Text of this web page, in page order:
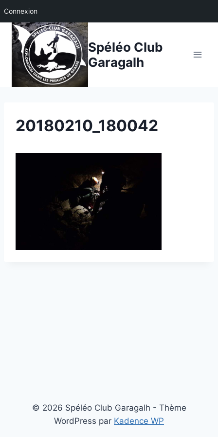
Connexion
Aller
contenu
Spéléo Club
Garagalh
20180210_180042
© 2026 Spéléo Club Garagalh - Thème
WordPress par Kadence WP